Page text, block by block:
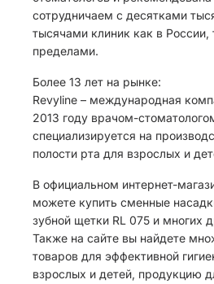
сотрудничаем с десятками
тысячами клиник как в России,
пределами.
Более 13 лет на рынке:
Revyline – международная
2013 году врачом-
специализируется на
полости рта для взрослых и
В официальном интернет-
можете купить сменные
зубной щетки RL 075 и многих
Также на сайте вы найдете
товаров для эффективной
взрослых и детей, продукцию